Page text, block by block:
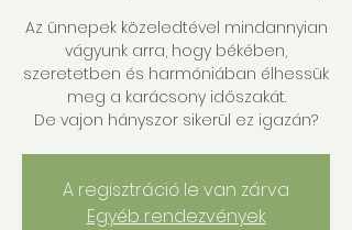
Az ünnepek közeledtével mindannyian
vágyunk arra, hogy békében,
szeretetben és harmóniában élhessük
meg a karácsony időszakát.
De vajon hányszor sikerül ez igazán?
A regisztráció le van zárva
Egyéb rendezvények